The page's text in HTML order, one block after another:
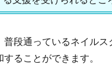
段通っているネイル
ることができます。